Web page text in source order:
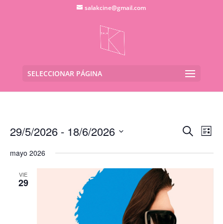
salakcine@gmail.com
SELECCIONAR PÁGINA
y
Buscar
de
Lista
29/5/2026 - 18/6/2026
fecha.
mayo 2026
VIE
29